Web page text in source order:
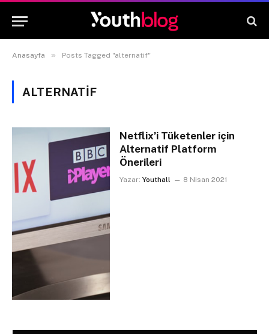
Anasayfa » Posts Tagged "alternatif"
ALTERNATIF
Netflix’i Tüketenler için
Alternatif Platform
Önerileri
Yazar: Youthall 8 Nisan 2021